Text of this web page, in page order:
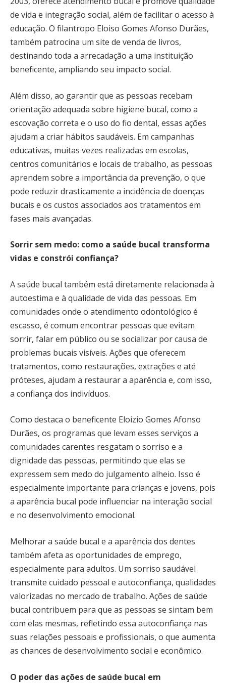
de vida e integração social, além de facilitar o acesso à
educação. O filantropo Eloiso Gomes Afonso Durães,
também patrocina um site de venda de livros,
destinando toda a arrecadação a uma instituição
beneficente, ampliando seu impacto social.
Além disso, ao garantir que as pessoas recebam
orientação adequada sobre higiene bucal, como a
escovação correta e o uso do fio dental, essas ações
ajudam a criar hábitos saudáveis. Em campanhas
educativas, muitas vezes realizadas em escolas,
centros comunitários e locais de trabalho, as pessoas
aprendem sobre a importância da prevenção, o que
pode reduzir drasticamente a incidência de doenças
bucais e os custos associados aos tratamentos em
fases mais avançadas.
Sorrir sem medo: como a saúde bucal transforma
vidas e constrói confiança?
A saúde bucal também está diretamente relacionada à
autoestima e à qualidade de vida das pessoas. Em
comunidades onde o atendimento odontológico é
escasso, é comum encontrar pessoas que evitam
sorrir, falar em público ou se socializar por causa de
problemas bucais visíveis. Ações que oferecem
tratamentos, como restaurações, extrações e até
próteses, ajudam a restaurar a aparência e, com isso,
a confiança dos indivíduos.
Como destaca o beneficente Eloizio Gomes Afonso
Durães, os programas que levam esses serviços a
comunidades carentes resgatam o sorriso e a
dignidade das pessoas, permitindo que elas se
expressem sem medo do julgamento alheio. Isso é
especialmente importante para crianças e jovens, pois
a aparência bucal pode influenciar na interação social
e no desenvolvimento emocional.
Melhorar a saúde bucal e a aparência dos dentes
também afeta as oportunidades de emprego,
especialmente para adultos. Um sorriso saudável
transmite cuidado pessoal e autoconfiança, qualidades
valorizadas no mercado de trabalho. Ações de saúde
bucal contribuem para que as pessoas se sintam bem
com elas mesmas, refletindo essa autoconfiança nas
suas relações pessoais e profissionais, o que aumenta
as chances de desenvolvimento social e econômico.
O poder das ações de saúde bucal em